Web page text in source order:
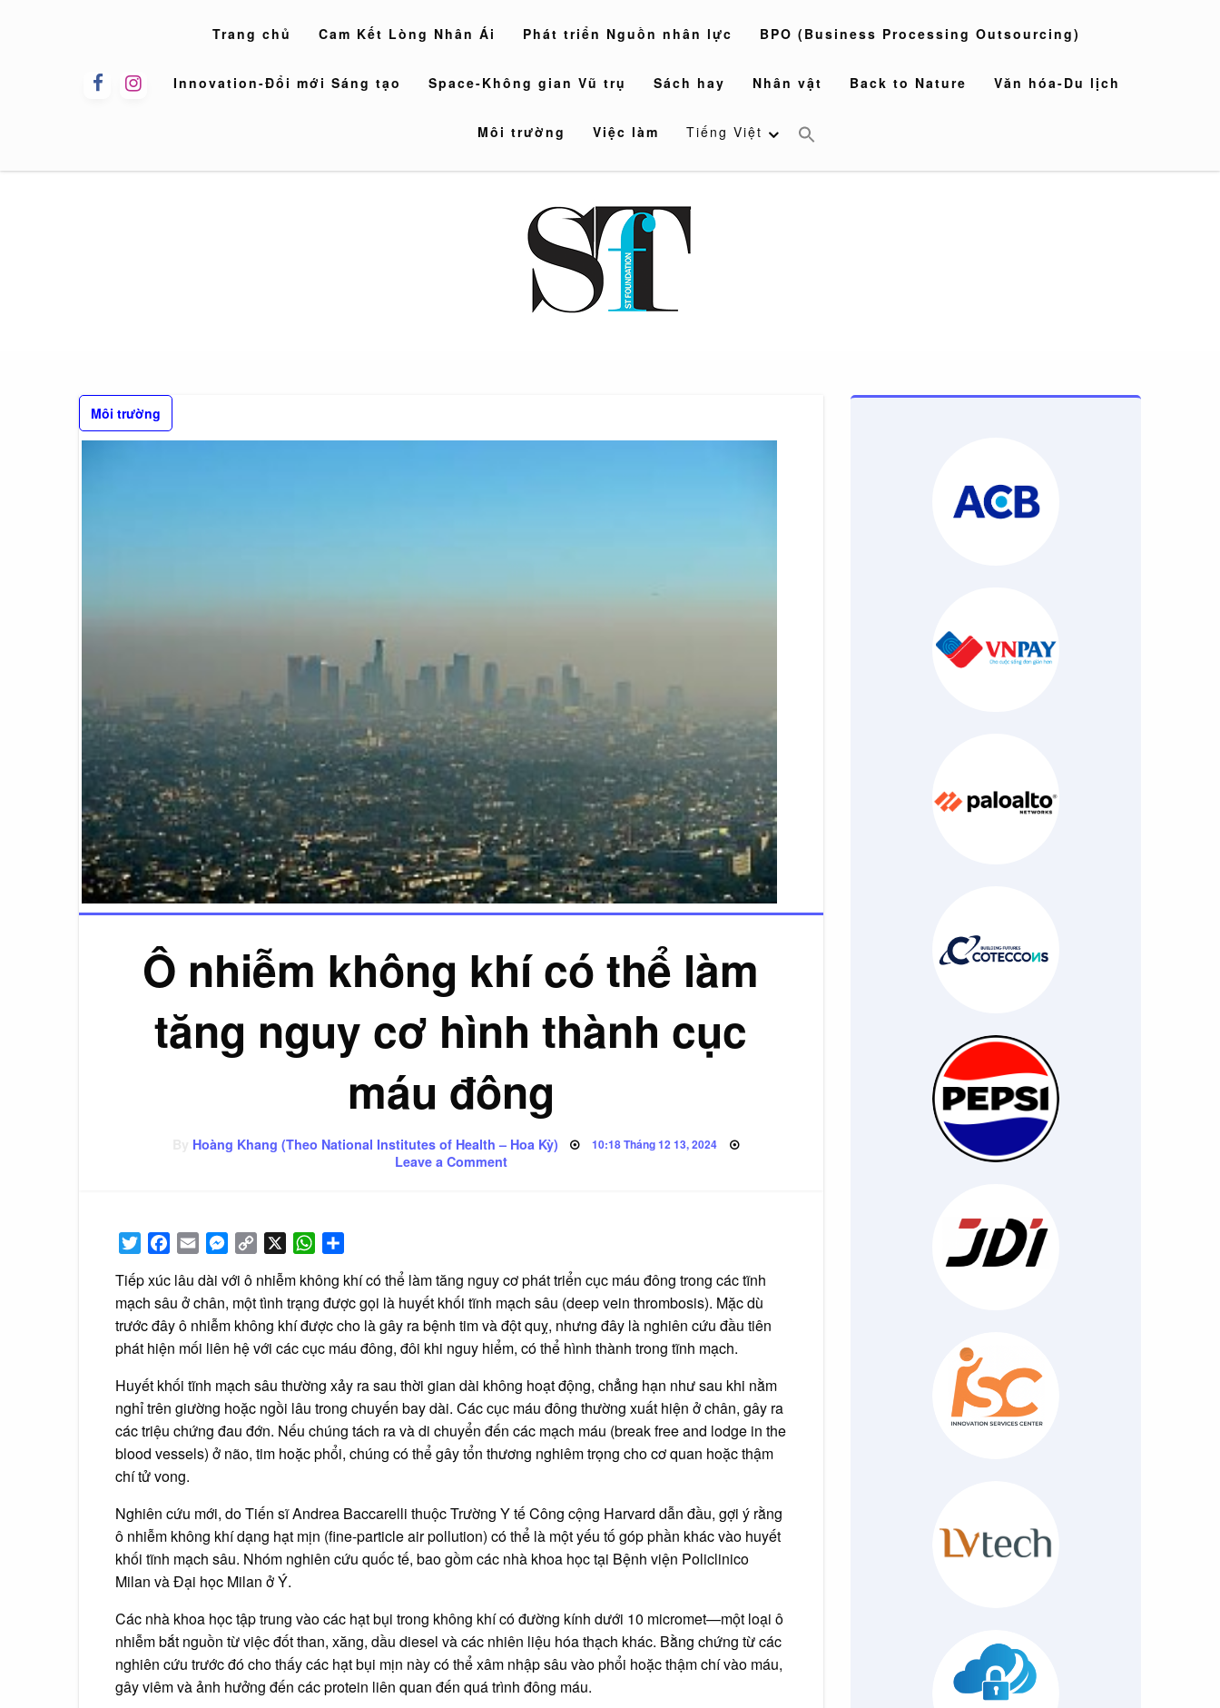
Trang chủ Cam Kết Lòng Nhân Ái Phát triển Nguồn nhân lực BPO (Business Processing Outsourcing)
Innovation-Đổi mới Sáng tạo Space-Không gian Vũ trụ Sách hay Nhân vật Back to Nature Văn hóa-Du lịch
Môi trường Việc làm Tiếng Việt
Môi trường
Ô nhiễm không khí có thể làm
tăng nguy cơ hình thành cục
máu đông
Hoàng Khang (Theo National Institutes of Health – Hoa Kỳ) Posted
10:18 Tháng 12 13, 2024
Leave a Commenton
Ô
nguy
cơ
hình
thành
cục
máu
đông
TwitterFacebook
Email Messenger
Copy
WhatsApp
Tiếp xúc lâu dài với ô nhiễm không khí có thể làm tăng nguy cơ phát triển cục máu đông trong các tĩnh
mạch sâu ở chân, một tình trạng được gọi là huyết khối tĩnh mạch sâu (deep vein thrombosis). Mặc dù
trước đây ô nhiễm không khí được cho là gây ra bệnh tim và đột quỵ, nhưng đây là nghiên cứu đầu tiên
phát hiện mối liên hệ với các cục máu đông, đôi khi nguy hiểm, có thể hình thành trong tĩnh mạch.
Huyết khối tĩnh mạch sâu thường xảy ra sau thời gian dài không hoạt động, chẳng hạn như sau khi nằm
nghỉ trên giường hoặc ngồi lâu trong chuyến bay dài. Các cục máu đông thường xuất hiện ở chân, gây ra
các triệu chứng đau đớn. Nếu chúng tách ra và di chuyển đến các mạch máu (break free and lodge in the
blood vessels) ở não, tim hoặc phổi, chúng có thể gây tổn thương nghiêm trọng cho cơ quan hoặc thậm
chí tử vong.
Nghiên cứu mới, do Tiến sĩ Andrea Baccarelli thuộc Trường Y tế Công cộng Harvard dẫn đầu, gợi ý rằng
ô nhiễm không khí dạng hạt mịn (fine-particle air pollution) có thể là một yếu tố góp phần khác vào huyết
khối tĩnh mạch sâu. Nhóm nghiên cứu quốc tế, bao gồm các nhà khoa học tại Bệnh viện Policlinico
Milan và Đại học Milan ở Ý.
Các nhà khoa học tập trung vào các hạt bụi trong không khí có đường kính dưới 10 micromet—một loại ô
nhiễm bắt nguồn từ việc đốt than, xăng, dầu diesel và các nhiên liệu hóa thạch khác. Bằng chứng từ các
nghiên cứu trước đó cho thấy các hạt bụi mịn này có thể xâm nhập sâu vào phổi hoặc thậm chí vào máu,
gây viêm và ảnh hưởng đến các protein liên quan đến quá trình đông máu.